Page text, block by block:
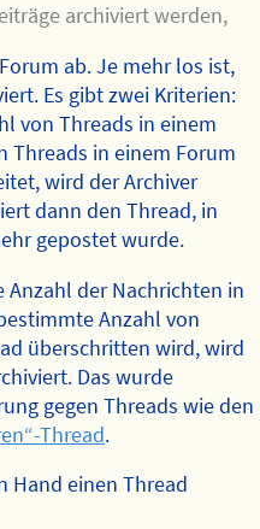
archiviert werden,
ab. Je mehr los ist,
Es gibt zwei Kriterien:
von Threads in einem
Threads in einem Forum
wird der Archiver
dann den Thread, in
gepostet wurde.
Anzahl der Nachrichten in
Anzahl von
überschritten wird, wird
Das wurde
gegen Threads wie den
Thread.
Hand einen Thread